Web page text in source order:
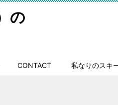
の
CONTACT 私なりのスキ